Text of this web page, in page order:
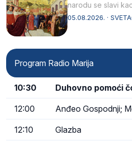
narodu se slavi
naziv, Sancta
05.08.2026. ·
Program Radio Marija
10:30 Duhovno pomoći
12:00 Anđeo Gospodnji;
12:10 Glazba